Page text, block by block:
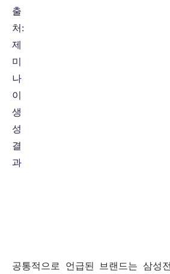
출
처:
제
미
나
이
생
성
결
과
공통적으로 언급된 브랜드는 삼성